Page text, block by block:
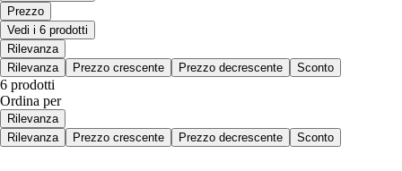
Prezzo
Vedi i 6 prodotti
Rilevanza
Rilevanza
Prezzo crescente Prezzo decrescente Sconto
6 prodotti
Ordina per
Rilevanza
Rilevanza
Prezzo crescente Prezzo decrescente Sconto